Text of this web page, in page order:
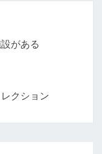
がある
クション